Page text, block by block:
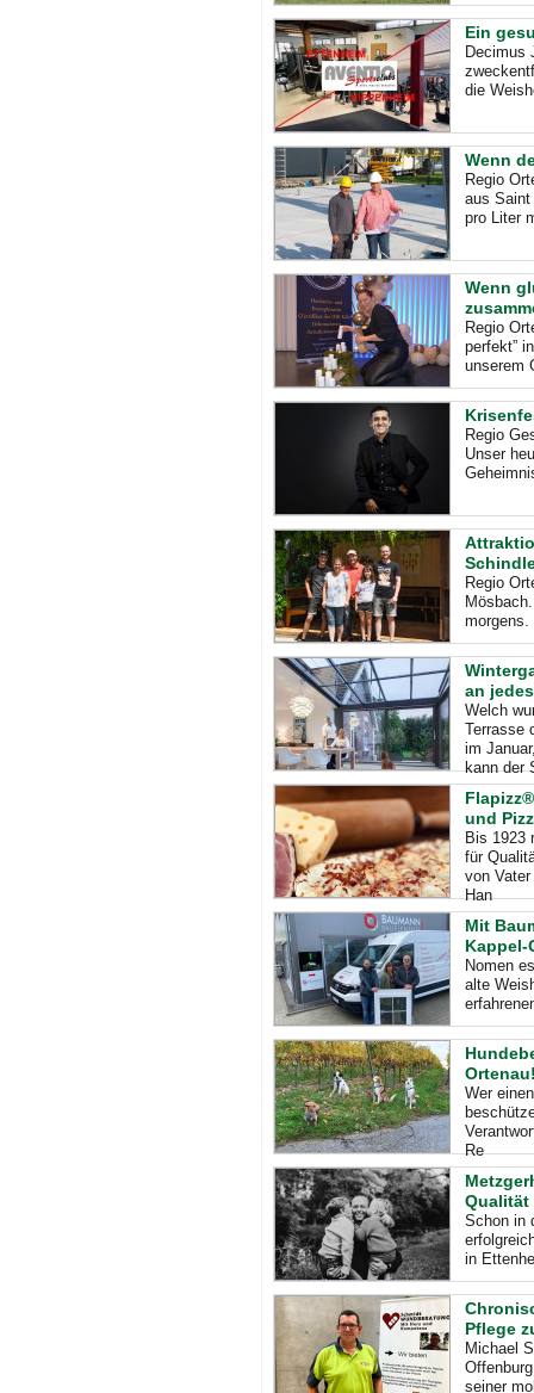
Ein
Decimus
die
Wenn
Regio
aus
pro Liter
Wenn
Regio
perfekt”
unserem
Regio
Unser
Regio
morgens.
an
Welch
Terrasse
im
kann der
und
Bis 1923
für
von
Han
Mit
Kappel-
Nomen
alte
Wer
Re
Qualität
Schon in
in
Pflege
Michael
seiner